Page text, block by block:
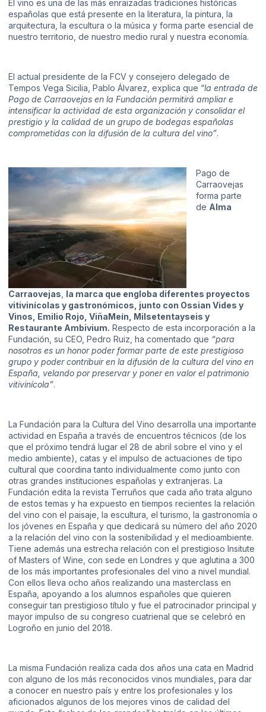
El vino es una de las más enraizadas tradiciones históricas
españolas que está presente en la literatura, la pintura, la
arquitectura, la escultura o la música y forma parte esencial de
nuestro territorio, de nuestro medio rural y nuestra economía.
El actual presidente de la FCV y consejero delegado de
Tempos Vega Sicilia, Pablo Álvarez, explica que “la entrada de
Pago de Carraovejas en la Fundación permitirá ampliar e
intensificar la actividad de esta organización y consolidar el
prestigio y la calidad de un grupo de bodegas españolas
comprometidas con la difusión de la cultura del vino”.
Pago de
Carraovejas
forma parte
de Alma
Carraovejas la marca que engloba diferentes proyectos
vitivinícolas y gastronómicos, junto con Ossian Vides y
Vinos, Emilio Rojo, ViñaMeín, Milsetentayseis y
Restaurante Ambivium. Respecto de esta incorporación a la
Fundación, su CEO, Pedro Ruiz, ha comentado que “para
nosotros es un honor poder formar parte de este prestigioso
grupo y poder contribuir en la difusión de la cultura del vino en
España, velando por preservar y poner en valor el patrimonio
vitivinícola”.
La Fundación para la Cultura del Vino desarrolla una importante
actividad en España a través de encuentros técnicos (de los
que el próximo tendrá lugar el 28 de abril sobre el vino y el
medio ambiente), catas y el impulso de actuaciones de tipo
cultural que coordina tanto individualmente como junto con
otras grandes instituciones españolas y extranjeras. La
Fundación edita la revista Terruños que cada año trata alguno
de estos temas y ha expuesto en tiempos recientes la relación
del vino con el paisaje, la escultura, el turismo, la gastronomía o
los jóvenes en España y que dedicará su número del año 2020
a la relación del vino con la sostenibilidad y el medioambiente.
Tiene además una estrecha relación con el prestigioso Insitute
of Masters of Wine, con sede en Londres y que aglutina a 300
de los más importantes profesionales del vino a nivel mundial.
Con ellos lleva ocho años realizando una masterclass en
España, apoyando a los alumnos españoles que quieren
conseguir tan prestigioso título y fue el patrocinador principal y
mayor impulso de su congreso cuatrienal que se celebró en
Logroño en junio del 2018.
La misma Fundación realiza cada dos años una cata en Madrid
con alguno de los más reconocidos vinos mundiales, para dar
a conocer en nuestro país y entre los profesionales y los
aficionados algunos de los mejores vinos de calidad del